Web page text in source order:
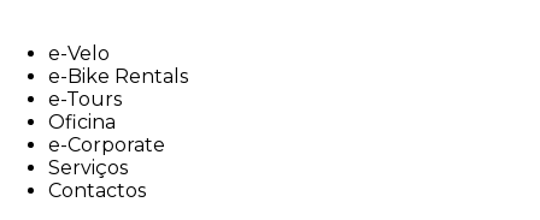
contente-Velo
e-Bike Rentals
e-Tours
Oficina
e-Corporate
Serviços
Contactos